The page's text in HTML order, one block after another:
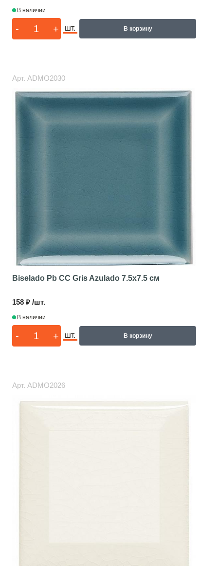
В наличии
- + шт. В корзину
Арт. ADMO2030
Biselado Pb CC Gris Azulado 7.5x7.5 см
158 ₽ /шт.
В наличии
- + шт. В корзину
Арт. ADMO2026